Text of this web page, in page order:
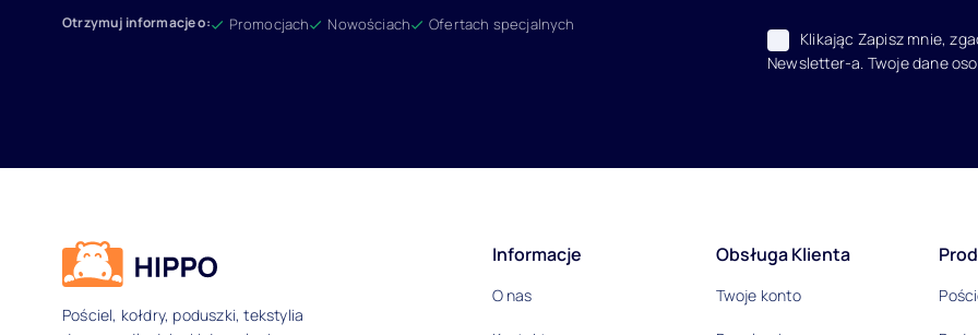
Otrzymuj informacje o: Promocjach Nowościach Ofertach specjalnych
Klikając Zapisz mnie,
Newsletter-a. Twoje dane
Dane kontaktowe i informacje
Pościel, kołdry, poduszki, tekstylia
Informacje
O nas
Obsługa Klienta
Twoje konto